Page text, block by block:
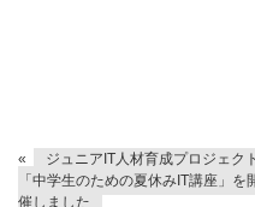
«
ジュニアIT人材育成プロジェクト
「中学生のための夏休みIT講座」を
催しました